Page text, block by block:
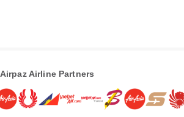
Airpaz Airline Partners